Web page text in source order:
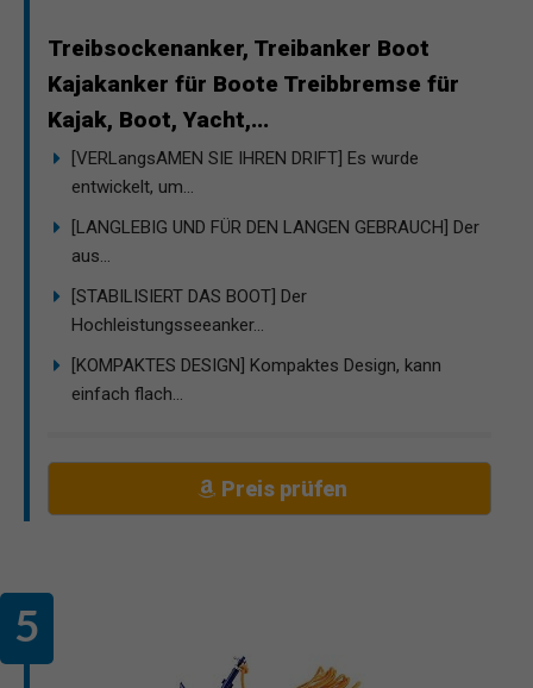
Treibsockenanker, Treibanker Boot
Kajakanker für Boote Treibbremse für
Kajak, Boot, Yacht,...
[VERLangsAMEN SIE IHREN DRIFT] Es wurde
entwickelt, um...
[LANGLEBIG UND FÜR DEN LANGEN GEBRAUCH] Der
aus...
[STABILISIERT DAS BOOT] Der
Hochleistungsseeanker...
[KOMPAKTES DESIGN] Kompaktes Design, kann
einfach flach...
Preis prüfen